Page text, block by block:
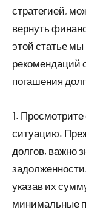
стратегией,
вернуть
этой статье мы
рекомендаций
погашения
1.
ситуацию.
долгов, важно
указав их
минимальные